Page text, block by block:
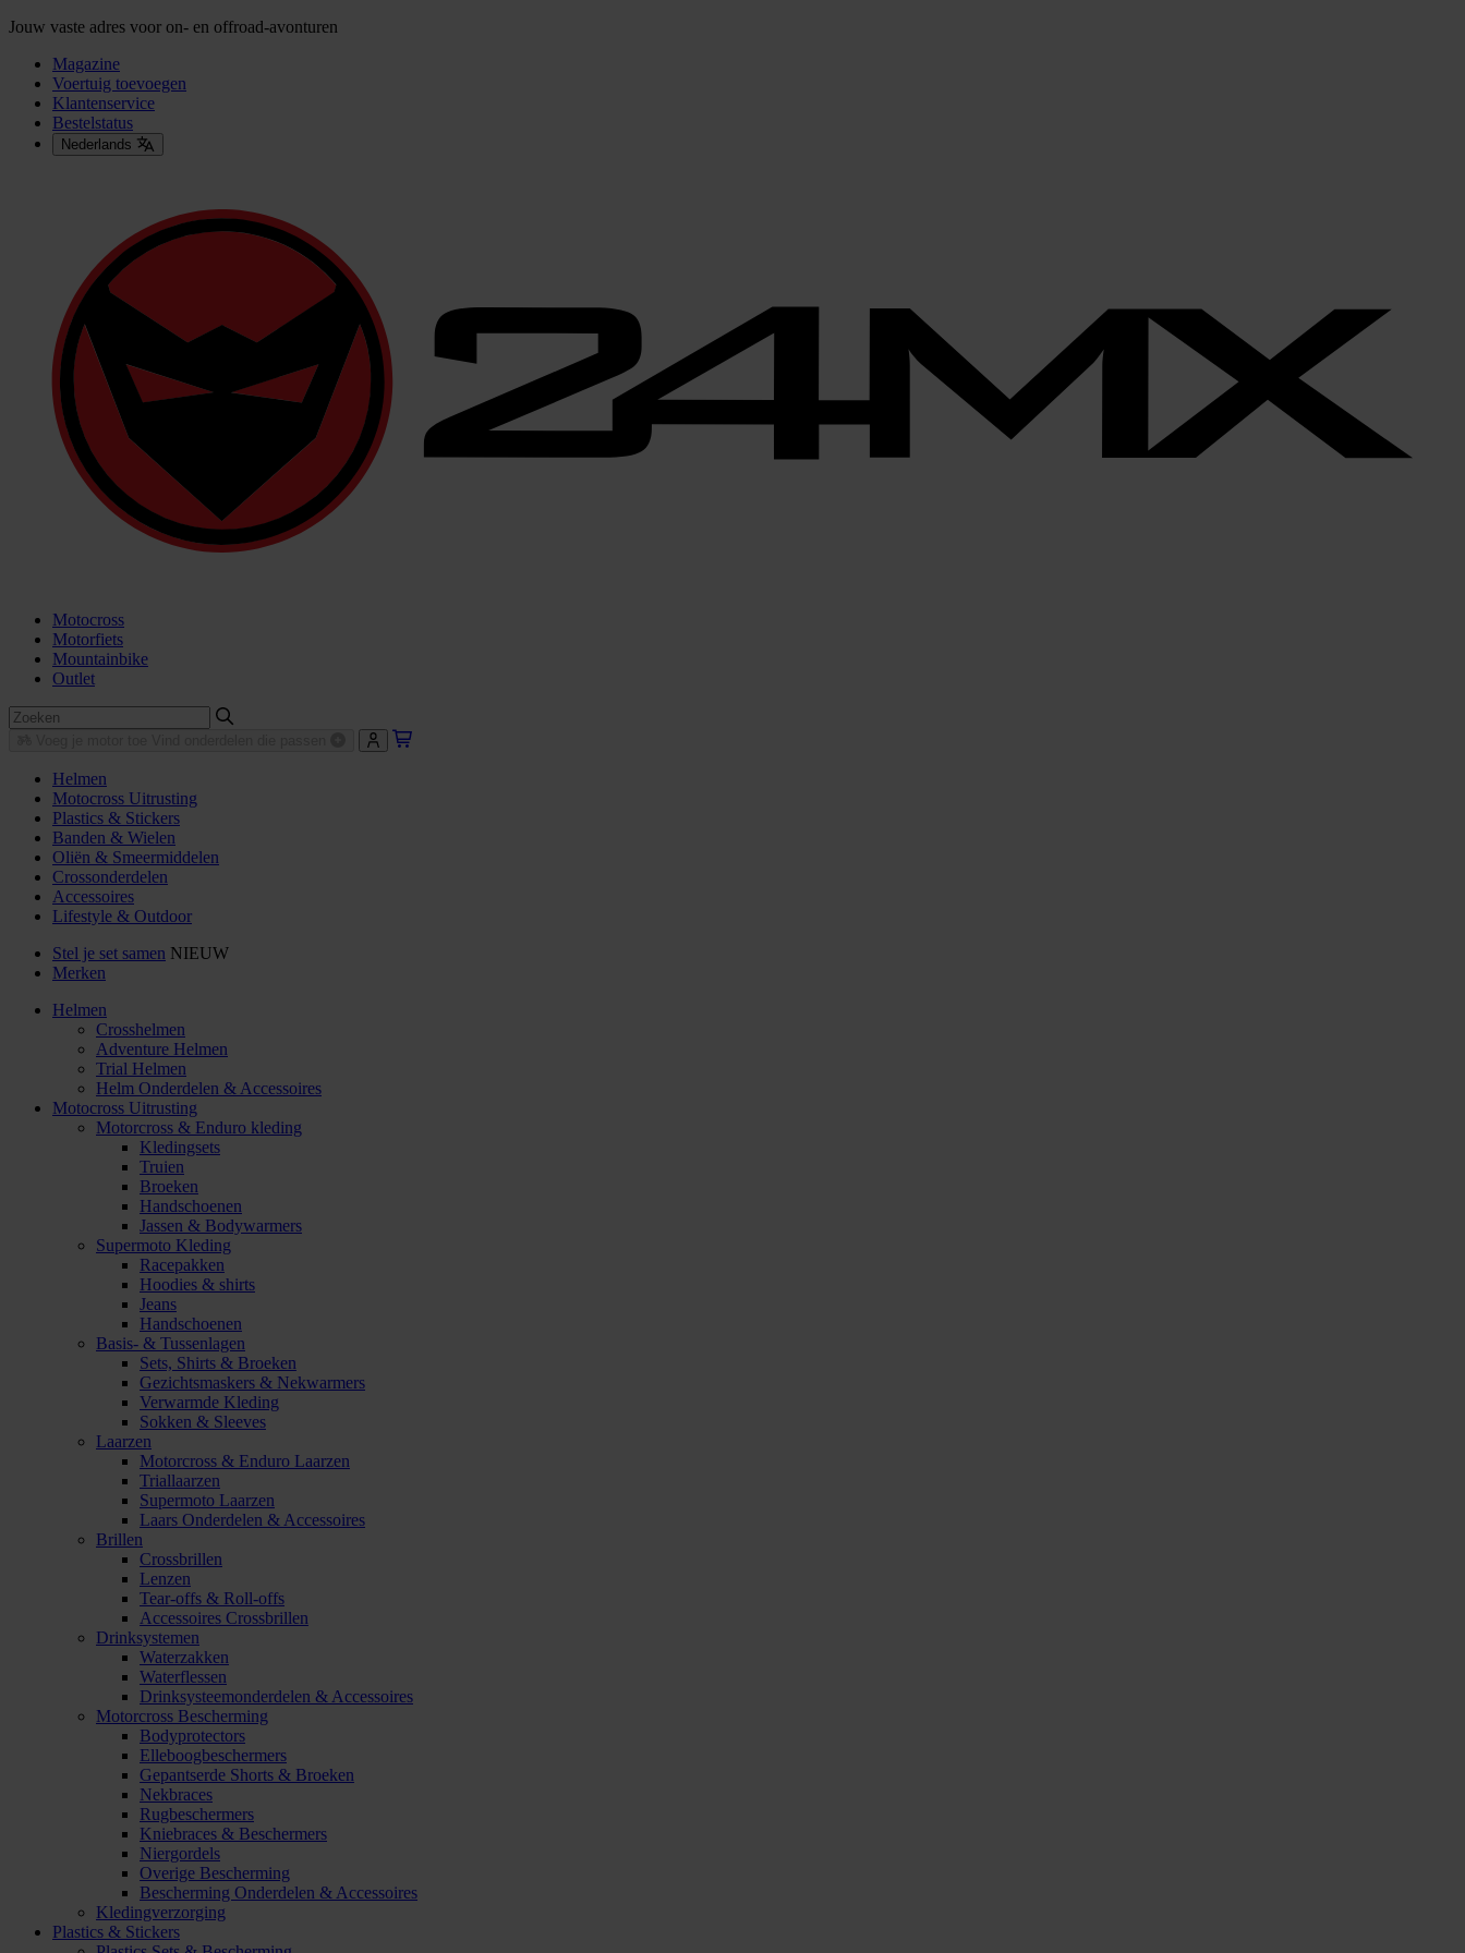
Jouw vaste adres voor on- en offroad-avonturen
Magazine
Voertuig toevoegen
Klantenservice
Bestelstatus
Nederlands
Motocross
Motorfiets
Mountainbike
Outlet
Helmen
Motocross Uitrusting
Plastics & Stickers
Banden & Wielen
Oliën & Smeermiddelen
Crossonderdelen
Accessoires
Lifestyle & Outdoor
Stel je set samen NIEUW
Merken
Helmen
Crosshelmen
Adventure Helmen
Trial Helmen
Helm Onderdelen & Accessoires
Motocross Uitrusting
Motorcross & Enduro kleding
Kledingsets
Truien
Broeken
Handschoenen
Jassen & Bodywarmers
Supermoto Kleding
Racepakken
Hoodies & shirts
Jeans
Handschoenen
Basis- & Tussenlagen
Sets, Shirts & Broeken
Gezichtsmaskers & Nekwarmers
Verwarmde Kleding
Sokken & Sleeves
Laarzen
Motorcross & Enduro Laarzen
Triallaarzen
Supermoto Laarzen
Laars Onderdelen & Accessoires
Brillen
Crossbrillen
Lenzen
Tear-offs & Roll-offs
Accessoires Crossbrillen
Drinksystemen
Waterzakken
Waterflessen
Drinksysteemonderdelen & Accessoires
Motorcross Bescherming
Bodyprotectors
Elleboogbeschermers
Gepantserde Shorts & Broeken
Nekbraces
Rugbeschermers
Kniebraces & Beschermers
Niergordels
Overige Bescherming
Bescherming Onderdelen & Accessoires
Kledingverzorging
Plastics & Stickers